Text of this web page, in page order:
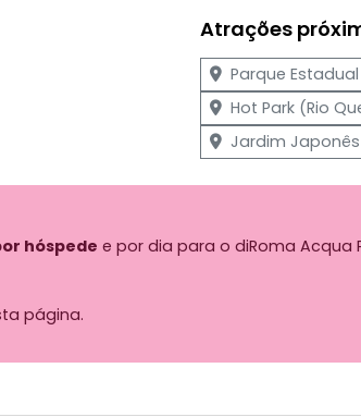
Atrações
Parque
Hot Park (Rio
Jardim Japonês
hóspede e por dia para o diRoma Acqua
página.